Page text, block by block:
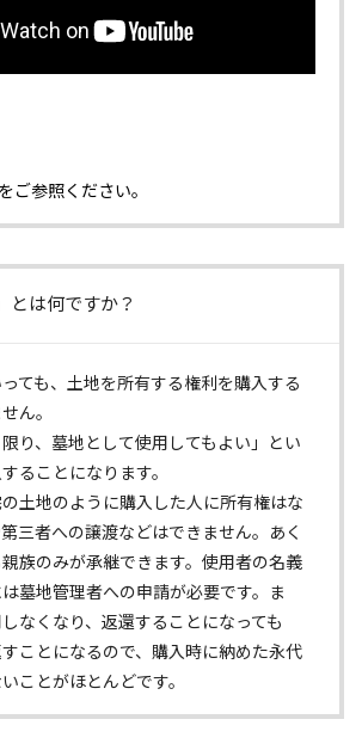
ご参照ください。
とは何ですか？
ても、土地を所有する権利を購入する
ん。
限り、墓地として使用してもよい」とい
ることになります。
土地のように購入した人に所有権はな
三者への譲渡などはできません。あく
族のみが承継できます。使用者の名義
墓地管理者への申請が必要です。ま
なくなり、返還することになっても
すことになるので、購入時に納めた永代
ことがほとんどです。